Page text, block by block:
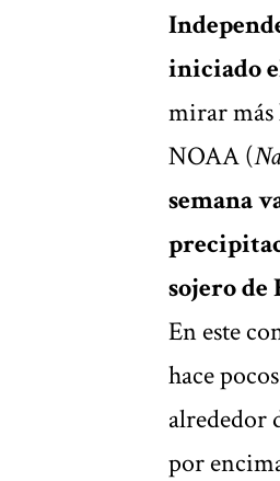
iniciado
mirar más
NOAA (
semana
sojero de
En este
hace
alrededor
por